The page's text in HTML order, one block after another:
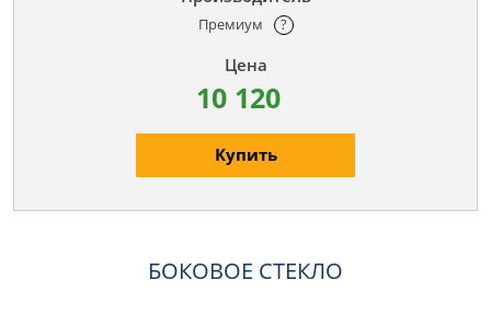
Премиум ?
10 120
Купить
БОКОВОЕ СТЕКЛО